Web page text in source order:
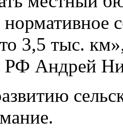
3,5 тыс.
РФ Андрей